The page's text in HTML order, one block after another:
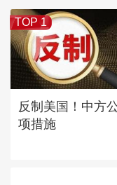
TOP 1
反制美国！中方
项措施